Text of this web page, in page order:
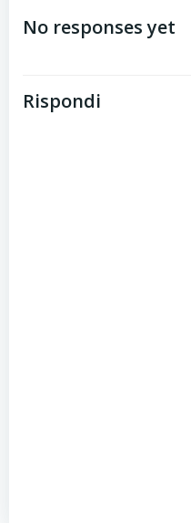
navigation
No responses yet
Rispondi